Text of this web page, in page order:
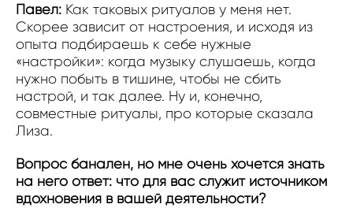
Павел: Как таковых ритуалов у меня нет.
Скорее зависит от настроения, и исходя из
опыта подбираешь к себе нужные
«настройки»: когда музыку слушаешь, когда
нужно побыть в тишине, чтобы не сбить
настрой, и так далее. Ну и, конечно,
совместные ритуалы, про которые сказала
Лиза.
Вопрос банален, но мне очень хочется знать
на него ответ: что для вас служит источником
вдохновения в вашей деятельности?